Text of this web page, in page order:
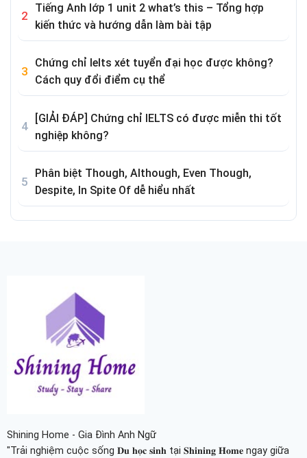
Tiếng Anh lớp 1 unit 2 what’s this – Tổng hợp
kiến thức và hướng dẫn làm bài tập
Chứng chỉ Ielts xét tuyển đại học được không?
Cách quy đổi điểm cụ thể
[GIẢI ĐÁP] Chứng chỉ IELTS có được miễn thi tốt
nghiệp không?
Phân biệt Though, Although, Even Though,
Despite, In Spite Of dễ hiểu nhất
Shining Home - Gia Đình Anh Ngữ
"Trải nghiệm cuộc sống 𝐃𝐮 𝐡𝐨̣𝐜 𝐬𝐢𝐧𝐡 tại 𝐒𝐡𝐢𝐧𝐢𝐧𝐠 𝐇𝐨𝐦𝐞 ngay giữa